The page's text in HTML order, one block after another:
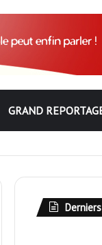
GRAND